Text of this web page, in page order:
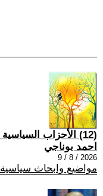
(12) الأحزاب السياسية وشعار النهب
احمد بوناجي
2026 / 8 / 9
مواضيع وابحاث سياسية